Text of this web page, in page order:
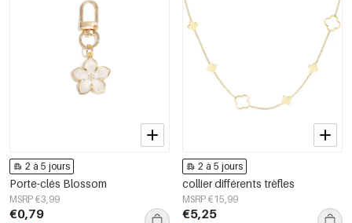
2 à 5 jours
Porte-clés Blossom
MSRP €3,99
€0,79
2 à 5 jours
collier différents trèfles
MSRP €15,99
€5,25